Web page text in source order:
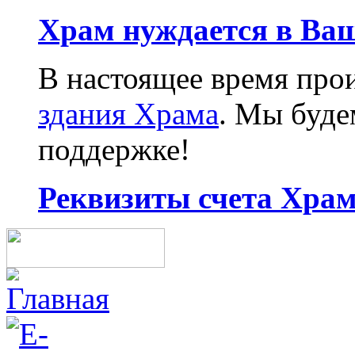
Храм нуждается в
В настоящее время
здания Храма. Мы
поддержке!
Реквизиты счета